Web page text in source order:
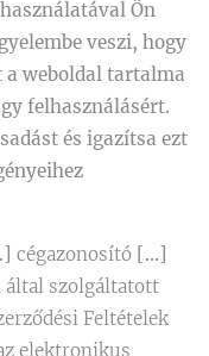
Ön
veszi, hogy
a weboldal tartalma
felhasználásért.
és igazítsa ezt
cégazonosító […]
által szolgáltatott
Feltételek
elektronikus